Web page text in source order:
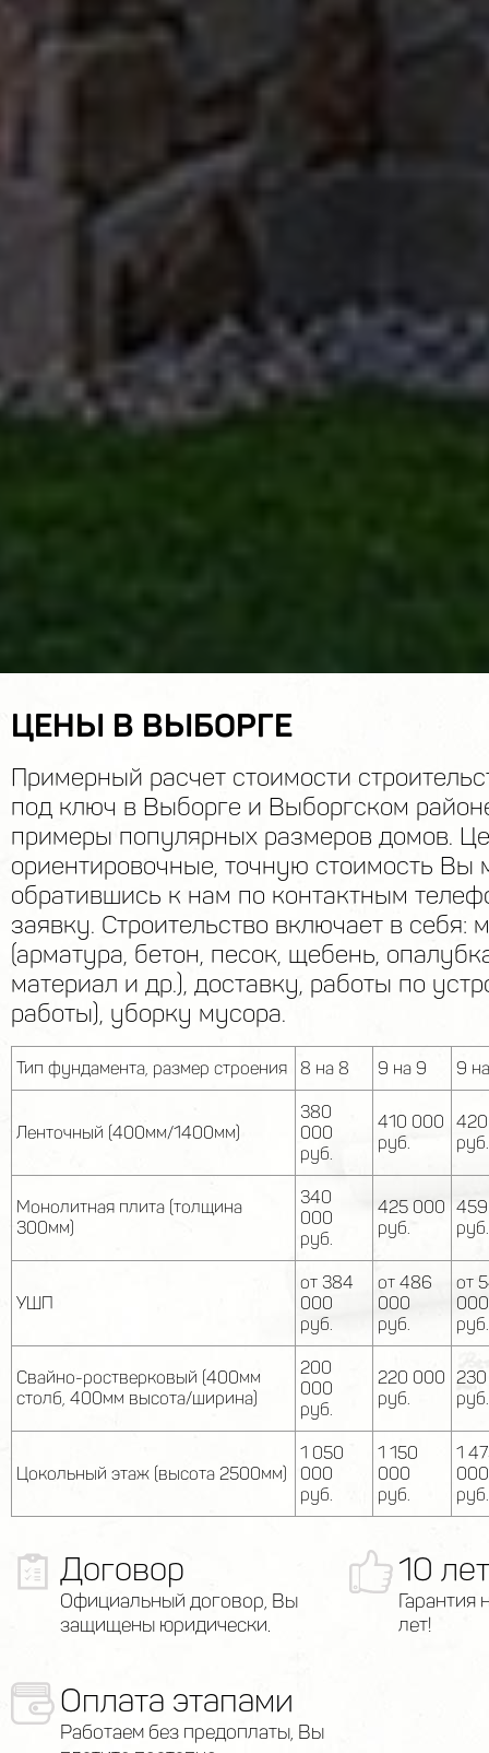
ЦЕНЫ В ВЫБОРГЕ
Примерный расчет стоимости
под ключ в Выборге и Выборгском
примеры популярных размеров домов.
ориентировочные, точную стоимость Вы
обратившись к нам по контактным
заявку. Строительство включает в себя:
(арматура, бетон, песок, щебень,
материал и др.), доставку, работы по
работы), уборку мусора.
Тип фундамента, размер строения 8 на 8 9 на 9 9
Ленточный (400мм/1400мм)
380
000
руб.
410 000
руб.
руб.
Монолитная плита (толщина
300мм)
340
000
руб.
425 000
руб.
руб.
УШП
от 384
000
руб.
от 486
000
руб.
от
000
руб.
Свайно-ростверковый (400мм
столб, 400мм высота/ширина)
200
000
руб.
220 000
руб.
руб.
Цокольный этаж (высота 2500мм)
1 050
000
руб.
1 150
000
руб.
1
000
руб.
Договор
Официальный договор, Вы
защищены юридически.
10 лет
Гарантия
лет!
Оплата этапами
Работаем без предоплаты, Вы